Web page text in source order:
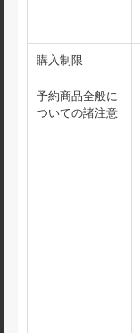
購入制限
予約商品全般に
ついての諸注意